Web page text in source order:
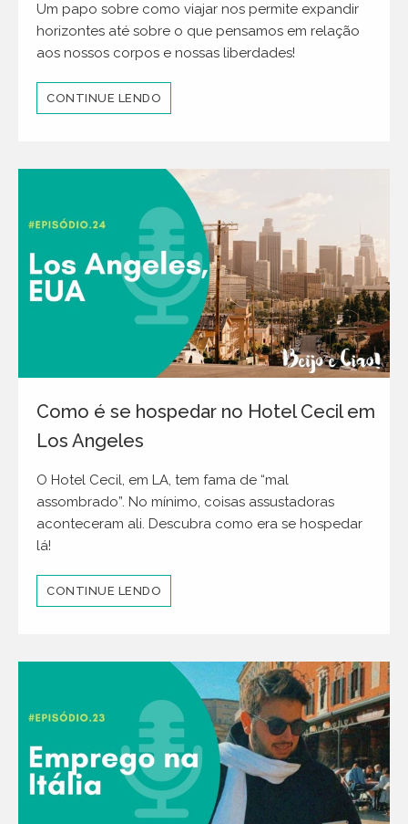
Um papo sobre como viajar nos permite expandir
horizontes até sobre o que pensamos em relação
aos nossos corpos e nossas liberdades!
CONTINUE LENDO
Como é se hospedar no Hotel Cecil em
Los Angeles
O Hotel Cecil, em LA, tem fama de “mal
assombrado”. No mínimo, coisas assustadoras
aconteceram ali. Descubra como era se hospedar
lá!
CONTINUE LENDO